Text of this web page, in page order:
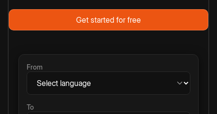
Get started for free
From
To